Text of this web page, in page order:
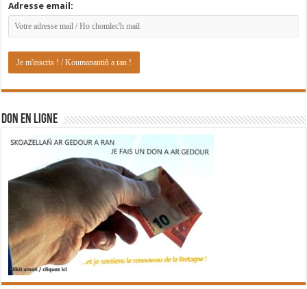
Adresse email:
DON EN LIGNE